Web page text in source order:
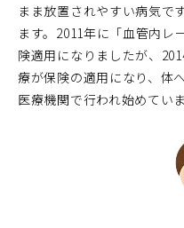
まま放置されやすい病気で
ます。2011年に「血管内
険適用になりましたが、
療が保険の適用になり、体
医療機関で行われ始めていま